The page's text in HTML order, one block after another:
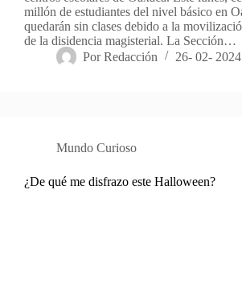
millón de estudiantes del nivel básico en
quedarán sin clases debido a la
de la disidencia magisterial. La Sección…
Por Redacción 26- 02- 2024
Mundo Curioso
¿De qué me disfrazo este Halloween?